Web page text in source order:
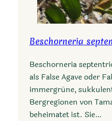
Beschorneria
Beschorneria
als False Agave oder
immergrüne,
Bergregionen von
beheimatet ist. Sie…